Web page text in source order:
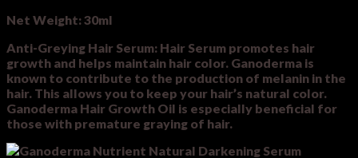
Net Weight: 30ml
Anti-Greying Hair Serum: Hair Serum promotes hair
growth and helps maintain hair color. Ganoderma is
known to contribute to the production of melanin in the
hair. This allows you to keep your hair’s natural color.
Ganoderma Hair Growth Oil is especially beneficial for
those with premature graying of hair.